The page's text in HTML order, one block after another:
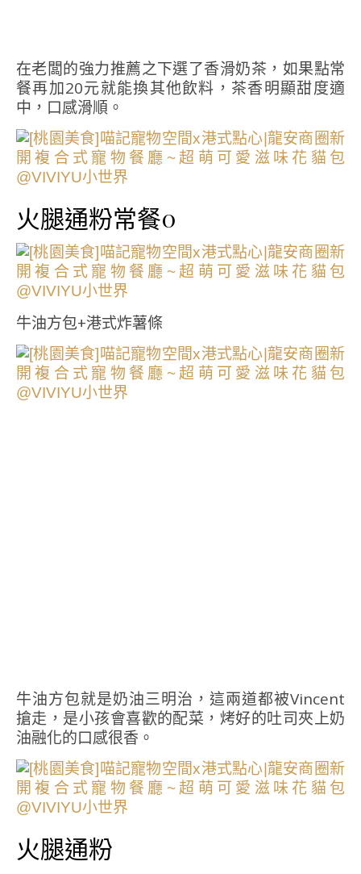
在老闆的強力推薦之下選了香滑奶茶，如果點常
餐再加20元就能換其他飲料，茶香明顯甜度適
中，口感滑順。
火腿通粉常餐0
牛油方包+港式炸薯條
牛油方包就是奶油三明治，這兩道都被Vincent
搶走，是小孩會喜歡的配菜，烤好的吐司夾上奶
油融化的口感很香。
火腿通粉